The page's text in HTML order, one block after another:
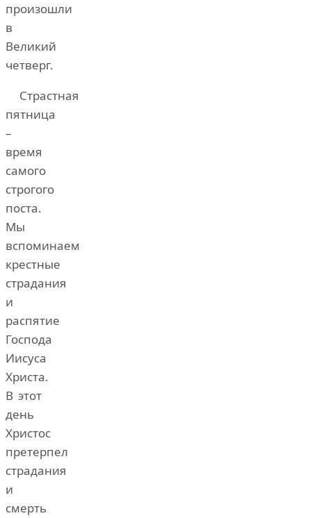
произошли
в
Великий
четверг.
Страстная
пятница
–
время
самого
строгого
поста.
Мы
вспоминаем
крестные
страдания
и
распятие
Господа
Иисуса
Христа.
В этот
день
Христос
претерпел
страдания
и
смерть